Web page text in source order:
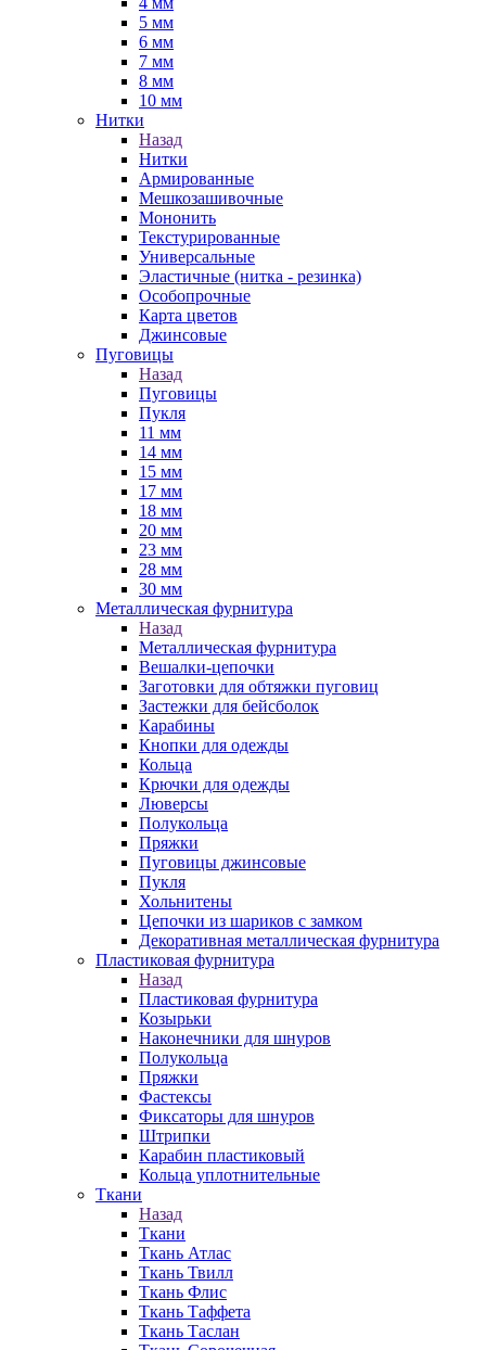
5 мм
6 мм
7 мм
8 мм
10 мм
Нитки
Назад
Нитки
Армированные
Мешкозашивочные
Мононить
Текстурированные
Универсальные
Эластичные (нитка - резинка)
Особопрочные
Карта цветов
Джинсовые
Пуговицы
Назад
Пуговицы
Пукля
11 мм
14 мм
15 мм
17 мм
18 мм
20 мм
23 мм
28 мм
30 мм
Металлическая фурнитура
Назад
Металлическая фурнитура
Вешалки-цепочки
Заготовки для обтяжки пуговиц
Застежки для бейсболок
Карабины
Кнопки для одежды
Кольца
Крючки для одежды
Люверсы
Полукольца
Пряжки
Пуговицы джинсовые
Пукля
Хольнитены
Цепочки из шариков с замком
Декоративная металлическая фурнитура
Пластиковая фурнитура
Назад
Пластиковая фурнитура
Козырьки
Наконечники для шнуров
Полукольца
Пряжки
Фастексы
Фиксаторы для шнуров
Штрипки
Карабин пластиковый
Кольца уплотнительные
Ткани
Назад
Ткани
Ткань Атлас
Ткань Твилл
Ткань Флис
Ткань Таффета
Ткань Таслан